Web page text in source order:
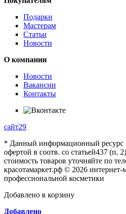
Подарки
Мастерам
Статьи
Новости
О компании
Новости
Вакансии
Контакты
сайт29
* Данный информационный ресурс
офертой в соотв. со статьей437
стоимость товаров уточняйте по
красотамаркет.рф © 2026 интернет-
профессиональной косметики
Добавлено в корзину
Добавлено